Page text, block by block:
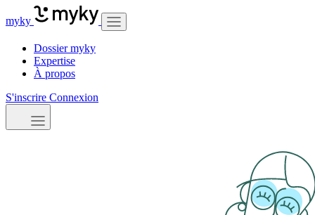
myky
Dossier myky
Expertise
À propos
S'inscrire Connexion